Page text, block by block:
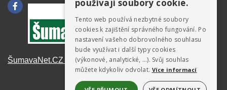
ŠumavaNet.CZ - informace o regionu
používají soubory cookie.
Tento web používá nezbytné soubory
cookies k zajištění správného fungování. Po
nastavení vašeho dobrovolného souhlasu
bude využívat i další typy cookies
(výkonové, analytické, …). Svůj souhlas
můžete kdykoliv odvolat. Více informací